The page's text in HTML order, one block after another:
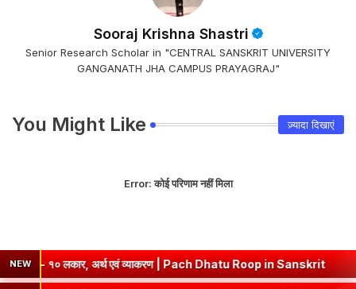
Sooraj Krishna Shastri
Senior Research Scholar in "CENTRAL SANSKRIT UNIVERSITY
GANGANATH JHA CAMPUS PRAYAGRAJ"
You Might Like ज़्यादा दिखाएं
Error:कोई परिणाम नहीं मिला
NEW
लकार, अर्थ एवं व्याकरण | Pach Dhatu Roop in Sanskrit ➤हृ धातु रूप